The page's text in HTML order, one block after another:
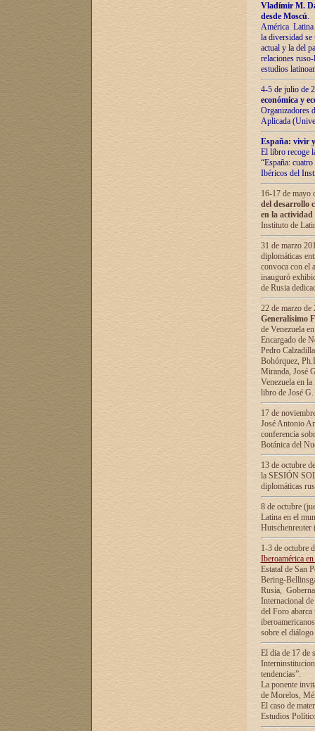
Vladímir М.
desde Moscú.
América Latina
la diversidad
actual у lа del
relaciones
estudios
4-5 de julio de
económica y
Organizadores
Aplicada
España: vivir
El libro recoge
“España:
Ibéricos del
16-17 de mayo
del desarrollo
en la
Instituto de
31 de marzo
diplomáticas
convoca con el
inauguró
de Rusia
22 de marzo
Generalísimo
de Venezuela
Encargado de
Pedro
Bohórquez,
Miranda, José
Venezuela en
libro de José
17 de
José Antonio
conferencia
Botánica del
13 de octubre
la SESIÓN
diplomáticas
8 de octubre
Latina en el
1-3 de octubre
Iberoamérica
Estatal de San
Bering-
Rusia,
Internacional
del Foro
sobre el
El dia de 17 de
tendencias”.
La ponente
de Morelos,
El caso de
Estudios